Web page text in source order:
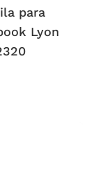
para
Lyon